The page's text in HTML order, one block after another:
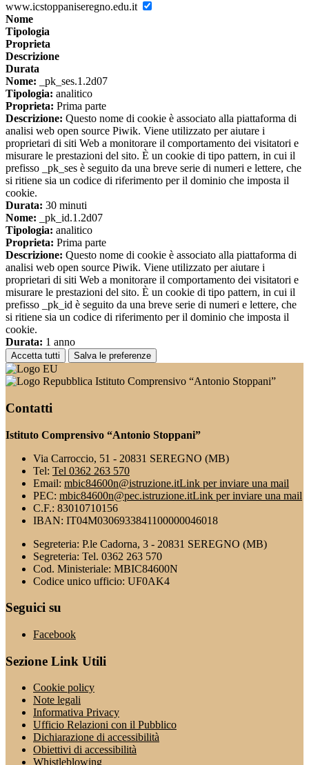
www.icstoppaniseregno.edu.it
Nome
Tipologia
Proprieta
Descrizione
Durata
Nome: _pk_ses.1.2d07
Tipologia: analitico
Proprieta: Prima parte
Descrizione: Questo nome di cookie è associato alla piattaforma di
analisi web open source Piwik. Viene utilizzato per aiutare i
proprietari di siti Web a monitorare il comportamento dei visitatori e
misurare le prestazioni del sito. È un cookie di tipo pattern, in cui il
prefisso _pk_ses è seguito da una breve serie di numeri e lettere, che
si ritiene sia un codice di riferimento per il dominio che imposta il
cookie.
Durata: 30 minuti
Nome: _pk_id.1.2d07
Tipologia: analitico
Proprieta: Prima parte
Descrizione: Questo nome di cookie è associato alla piattaforma di
analisi web open source Piwik. Viene utilizzato per aiutare i
proprietari di siti Web a monitorare il comportamento dei visitatori e
misurare le prestazioni del sito. È un cookie di tipo pattern, in cui il
prefisso _pk_id è seguito da una breve serie di numeri e lettere, che
si ritiene sia un codice di riferimento per il dominio che imposta il
cookie.
Durata: 1 anno
Accetta tutti Salva le preferenze
Istituto Comprensivo “Antonio Stoppani”
Contatti
Istituto Comprensivo “Antonio Stoppani”
Via Carroccio, 51 - 20831 SEREGNO (MB)
Tel: Tel 0362 263 570
Email: mbic84600n@istruzione.itLink per inviare una mail
PEC: mbic84600n@pec.istruzione.itLink per inviare una mail
C.F.: 83010710156
IBAN: IT04M0306933841100000046018
Segreteria: P.le Cadorna, 3 - 20831 SEREGNO (MB)
Segreteria: Tel. 0362 263 570
Cod. Ministeriale: MBIC84600N
Codice unico ufficio: UF0AK4
Seguici su
Facebook
Sezione Link Utili
Cookie policy
Note legali
Informativa Privacy
Ufficio Relazioni con il Pubblico
Dichiarazione di accessibilità
Obiettivi di accessibilità
Whistleblowing